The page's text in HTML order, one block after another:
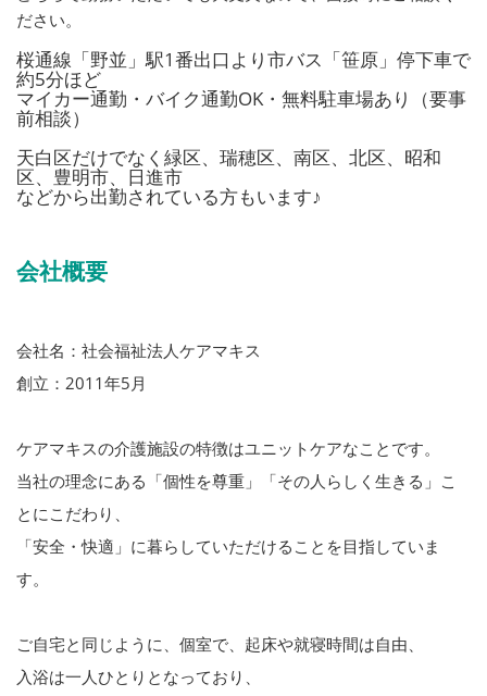
ださい。
桜通線「野並」駅1番出口より市バス「笹原」停下車で
約5分ほど
マイカー通勤・バイク通勤OK・無料駐車場あり（要事
前相談）
天白区だけでなく緑区、瑞穂区、南区、北区、昭和
区、豊明市、日進市
などから出勤されている方もいます♪
会社概要
会社名：社会福祉法人ケアマキス
創立：2011年5月
ケアマキスの介護施設の特徴はユニットケアなことです。
当社の理念にある「個性を尊重」「その人らしく生きる」こ
とにこだわり、
「安全・快適」に暮らしていただけることを目指していま
す。
ご自宅と同じように、個室で、起床や就寝時間は自由、
入浴は一人ひとりとなっており、